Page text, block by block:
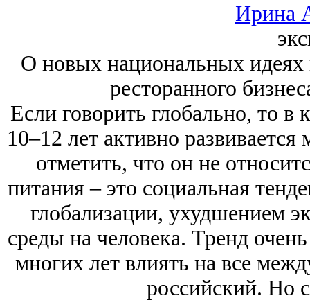
Ирина
О новых национальных идеях
ресторанного
Если говорить глобально, то
10‒12 лет активно
отметить, что он не
питания ‒ это социальная
глобализации, ухудшением
среды на человека. Тренд
многих лет влиять на все
российский. Но